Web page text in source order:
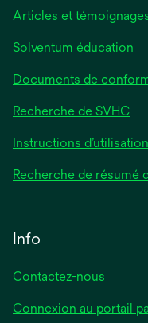
Articles et
Solventum éducation
Documents de
Recherche de SVHC
Instructions
Recherche de résumé
Info
Contactez-nous
Connexion au portail